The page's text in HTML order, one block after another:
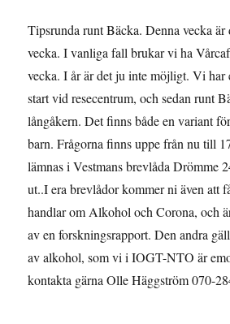
Tipsrunda runt Bäcka. Denna vecka
vecka. I vanliga fall brukar vi ha
vecka. I år är det ju inte möjligt. Vi har
start vid resecentrum, och sedan runt
långåkern. Det finns både en variant
barn. Frågorna finns uppe från nu till
lämnas i Vestmans brevlåda Drömme
ut..I era brevlådor kommer ni även att
handlar om Alkohol och Corona, och
av en forskningsrapport. Den andra
av alkohol, som vi i IOGT-NTO är
kontakta gärna Olle Häggström 070-